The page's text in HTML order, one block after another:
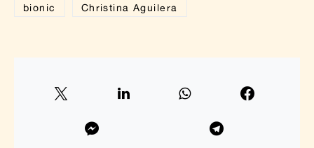
bionic Christina Aguilera